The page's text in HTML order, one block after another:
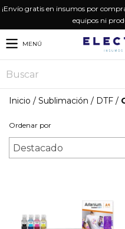
¡Envío gratis en insumos por
equipos ni
MENÚ
Inicio / Sublimación / DTF /
Ordenar por